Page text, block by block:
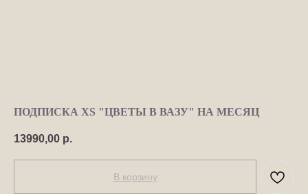
ПОДПИСКА XS "ЦВЕТЫ В ВАЗУ" НА МЕСЯЦ
13990,00 р.
В корзину